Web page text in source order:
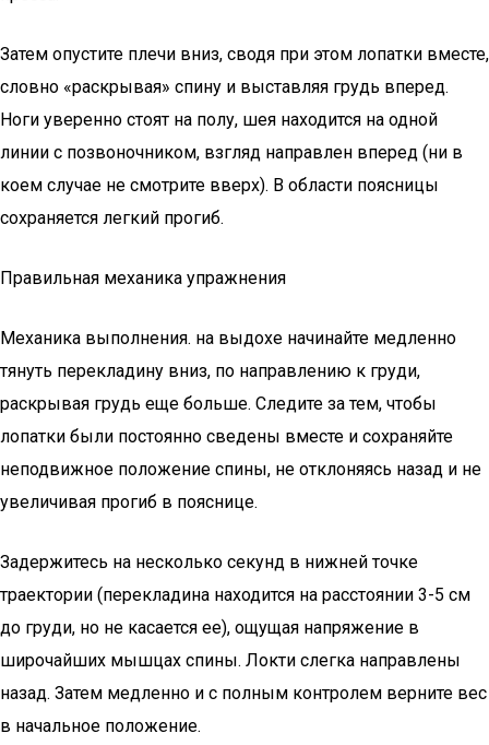
Затем опустите плечи вниз, сводя при этом лопатки вместе,
словно «раскрывая» спину и выставляя грудь вперед.
Ноги уверенно стоят на полу, шея находится на одной
линии с позвоночником, взгляд направлен вперед (ни в
коем случае не смотрите вверх). В области поясницы
сохраняется легкий прогиб.
Правильная механика упражнения
Механика выполнения. на выдохе начинайте медленно
тянуть перекладину вниз, по направлению к груди,
раскрывая грудь еще больше. Следите за тем, чтобы
лопатки были постоянно сведены вместе и сохраняйте
неподвижное положение спины, не отклоняясь назад и не
увеличивая прогиб в пояснице.
Задержитесь на несколько секунд в нижней точке
траектории (перекладина находится на расстоянии 3-5 см
до груди, но не касается ее), ощущая напряжение в
широчайших мышцах спины. Локти слегка направлены
назад. Затем медленно и с полным контролем верните вес
в начальное положение.